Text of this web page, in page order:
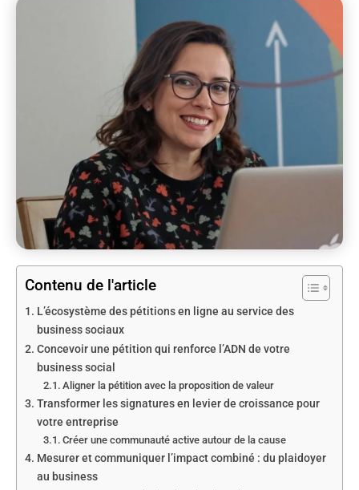
Contenu de l'article
L’écosystème des pétitions en ligne au service des
business sociaux
Concevoir une pétition qui renforce l’ADN de votre
business social
Aligner la pétition avec la proposition de valeur
Transformer les signatures en levier de croissance pour
votre entreprise
Créer une communauté active autour de la cause
Mesurer et communiquer l’impact combiné : du plaidoyer
au business